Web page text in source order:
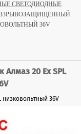
СВЕТОДИОДНЫЕ
36V
20 Ех SPL
низковольтный 36V